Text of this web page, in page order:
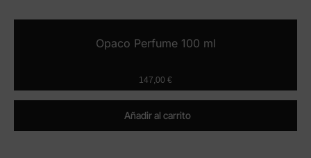
Opaco Perfume 100 ml
147,00 €
Añadir al carrito